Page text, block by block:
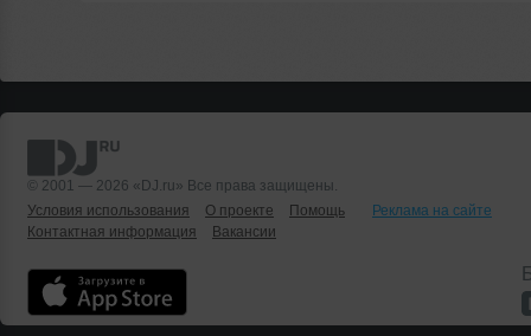
© 2001 — 2026 «DJ.ru» Все права защищены.
Условия использования
О проекте Помощь
Реклама на сайте
Контактная информация
Вакансии